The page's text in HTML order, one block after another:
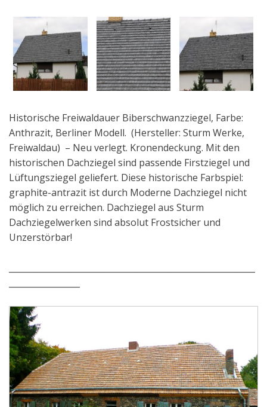
Historische Freiwaldauer Biberschwanzziegel, Farbe:
Anthrazit, Berliner Modell. (Hersteller: Sturm Werke,
Freiwaldau) – Neu verlegt. Kronendeckung. Mit den
historischen Dachziegel sind passende Firstziegel und
Lüftungsziegel geliefert. Diese historische Farbspiel:
graphite-antrazit ist durch Moderne Dachziegel nicht
möglich zu erreichen. Dachziegel aus Sturm
Dachziegelwerken sind absolut Frostsicher und
Unzerstörbar!